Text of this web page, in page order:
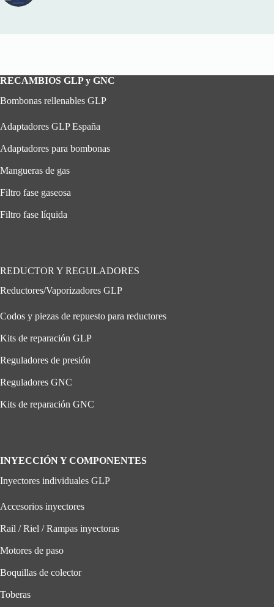
RECAMBIOS GLP y GNC
Bombonas rellenables GLP
Adaptadores GLP España
Adaptadores para bombonas
Mangueras de gas
Filtro fase gaseosa
Filtro fase líquida
REDUCTOR Y REGULADORES
Reductores/Vaporizadores GLP
Codos y piezas de repuesto para reductores
Kits de reparación GLP
Reguladores de presión
Reguladores GNC
Kits de reparación GNC
INYECCIÓN Y COMPONENTES
Inyectores individuales GLP
Accesorios inyectores
Rail / Riel / Rampas inyectoras
Motores de paso
Boquillas de colector
Toberas